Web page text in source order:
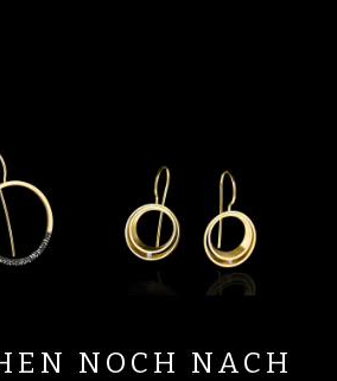
NOCH NACH